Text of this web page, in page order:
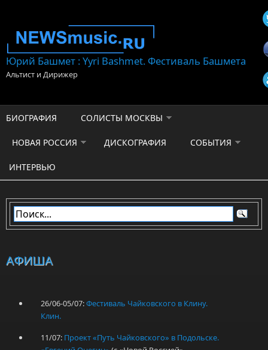
Юрий Башмет : Yyri Bashmet. Фестиваль Башмета
Альтист и Дирижер
БИОГРАФИЯ СОЛИСТЫ МОСКВЫ
НОВАЯ РОССИЯ ДИСКОГРАФИЯ СОБЫТИЯ
ИНТЕРВЬЮ
АФИША
26/06-05/07:Фестиваль Чайковского в Клину.
Клин.
11/07: Проект «Путь Чайковского» в Подольске.